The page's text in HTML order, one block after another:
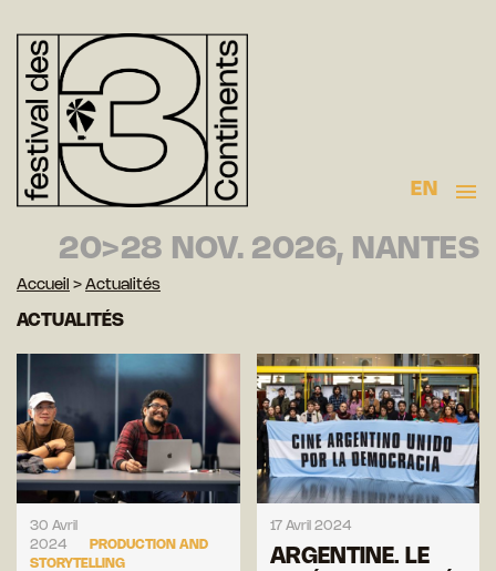
EN
20>28 NOV. 2026, NANTES
Accueil > Actualités
ACTUALITÉS
30 Avril
2024
PRODUCTION AND
STORYTELLING
17 Avril 2024
ARGENTINE. LE